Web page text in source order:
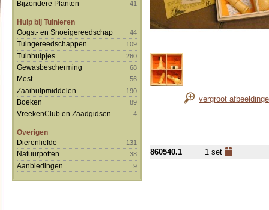
Bijzondere Planten 41
Hulp bij Tuinieren
Oogst- en Snoeigereedschap
44
Tuingereedschappen 109
Tuinhulpjes 260
Gewasbescherming 68
Mest 56
Zaaihulpmiddelen 190
Boeken 89
VreekenClub en Zaadgidsen 4
Overigen
Dierenliefde
131
Natuurpotten 38
Aanbiedingen 9
vergroot
860540.1 1 set